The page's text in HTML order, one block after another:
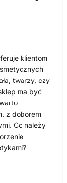
klientom
twarzy, czy
ma być
z doborem
Co należy